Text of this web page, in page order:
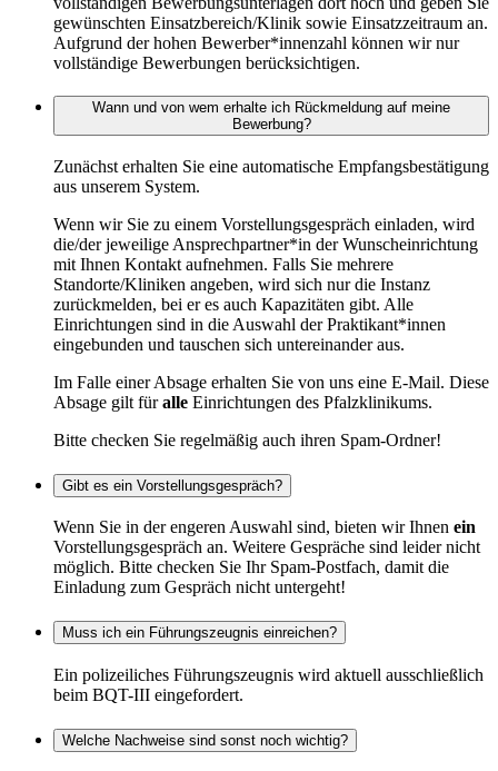
gewünschten Einsatzbereich/Klinik sowie Einsatzzeitraum an.
Aufgrund der hohen Bewerber*innenzahl können wir nur
vollständige Bewerbungen berücksichtigen.
Wann und von wem erhalte ich Rückmeldung auf meine
Bewerbung?
Zunächst erhalten Sie eine automatische Empfangsbestätigung
aus unserem System.
Wenn wir Sie zu einem Vorstellungsgespräch einladen, wird
die/der jeweilige Ansprechpartner*in der Wunscheinrichtung
mit Ihnen Kontakt aufnehmen. Falls Sie mehrere
Standorte/Kliniken angeben, wird sich nur die Instanz
zurückmelden, bei er es auch Kapazitäten gibt. Alle
Einrichtungen sind in die Auswahl der Praktikant*innen
eingebunden und tauschen sich untereinander aus.
Im Falle einer Absage erhalten Sie von uns eine E-Mail. Diese
Absage gilt füralle Einrichtungen des Pfalzklinikums.
Bitte checken Sie regelmäßig auch ihren Spam-Ordner!
Gibt es ein Vorstellungsgespräch?
Wenn Sie in der engeren Auswahl sind, bieten wir Ihnen ein
Vorstellungsgespräch an. Weitere Gespräche sind leider nicht
möglich. Bitte checken Sie Ihr Spam-Postfach, damit die
Einladung zum Gespräch nicht untergeht!
Muss ich ein Führungszeugnis einreichen?
Ein polizeiliches Führungszeugnis wird aktuell ausschließlich
beim BQT-III eingefordert.
Welche Nachweise sind sonst noch wichtig?